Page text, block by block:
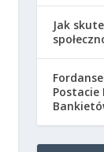
Jak
Postacie